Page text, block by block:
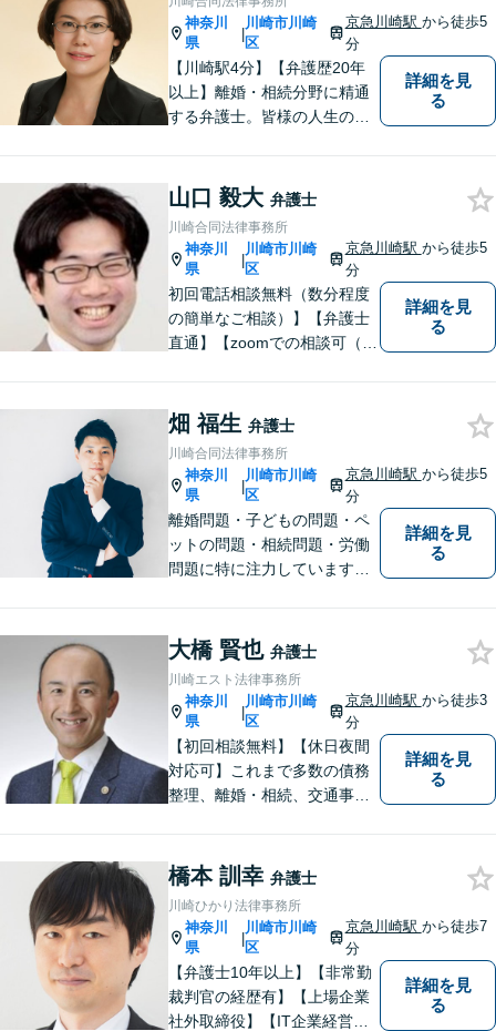
神奈川
県
|
川崎市川崎
区
京急川崎駅 から徒歩5
分
【川崎駅4分】【弁護歴20年
以上】離婚・相続分野に精通
する弁護士。皆様の人生の大
導けるよう尽力しています。
ご希望やご不安な点はお気軽
にご相談ください。【初回無
料相談】
詳細を見
る
山口 毅大 弁護士
川崎合同法律事務所
神奈川
県
|
川崎市川崎
区
京急川崎駅 から徒歩5
分
初回電話相談無料（数分程度
の簡単なご相談）】【弁護士
直通】【zoomでの相談可（有
「街医者」のような弁護士
詳細を見
る
畑 福生 弁護士
川崎合同法律事務所
神奈川
県
|
川崎市川崎
区
京急川崎駅 から徒歩5
分
離婚問題・子どもの問題・ペ
ットの問題・相続問題・労働
問題に特に注力しています。
詳細を見
る
大橋 賢也 弁護士
川崎エスト法律事務所
神奈川
県
|
川崎市川崎
区
京急川崎駅 から徒歩3
分
【初回相談無料】【休日夜間
対応可】これまで多数の債務
整理、離婚・相続、交通事
産管財人や成年後見人等、裁
判所から依頼を受ける事件も
多数経験しています。1人で悩
まずに、是非ご相談くださ
い。
詳細を見
る
橋本 訓幸 弁護士
川崎ひかり法律事務所
神奈川
県
|
川崎市川崎
区
京急川崎駅 から徒歩7
分
【弁護士10年以上】【非常勤
裁判官の経歴有】【上場企業
社外取締役】【IT企業経営】
詳細を見
る